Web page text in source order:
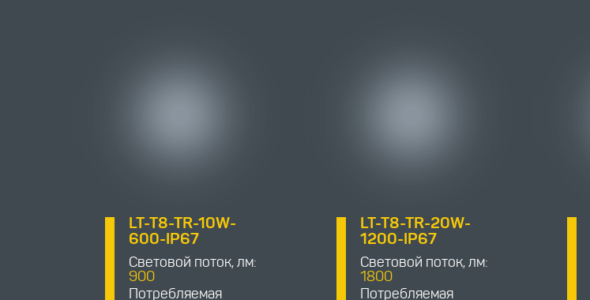
LT-T8-TR-10W-
600-IP67
Световой поток, лм:
900
Потребляемая
LT-T8-TR-20W-
1200-IP67
Световой поток, лм:
1800
Потребляемая